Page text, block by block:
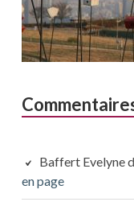
Baffert Evelyne
en page